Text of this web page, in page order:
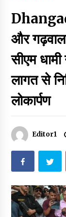
और गढ़वाल
सीएम
लागत से
लोकार्पण
Editor1